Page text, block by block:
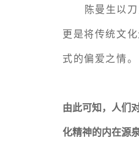
陈曼生以
更是将传统文
式的偏爱之情。
由此可知，人们
化精神的内在源